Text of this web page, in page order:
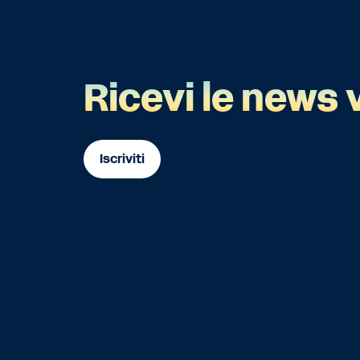
Ricevi le news
Iscriviti